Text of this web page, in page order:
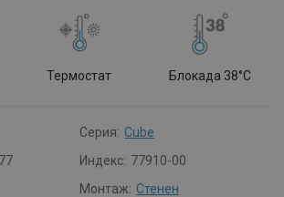
Термостат Блокада 38°C
Серия: Cube
Индекс: 77910-00
Монтаж: Стенен